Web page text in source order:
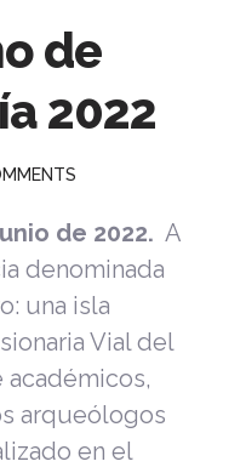
de
2022
de 2022. A
denominada
una isla
Vial del
arqueólogos
en el